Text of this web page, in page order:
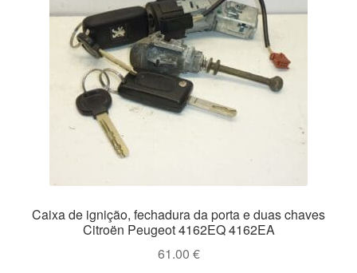
Caixa de ignição, fechadura da porta e duas chaves
Citroën Peugeot 4162EQ 4162EA
61.00 €